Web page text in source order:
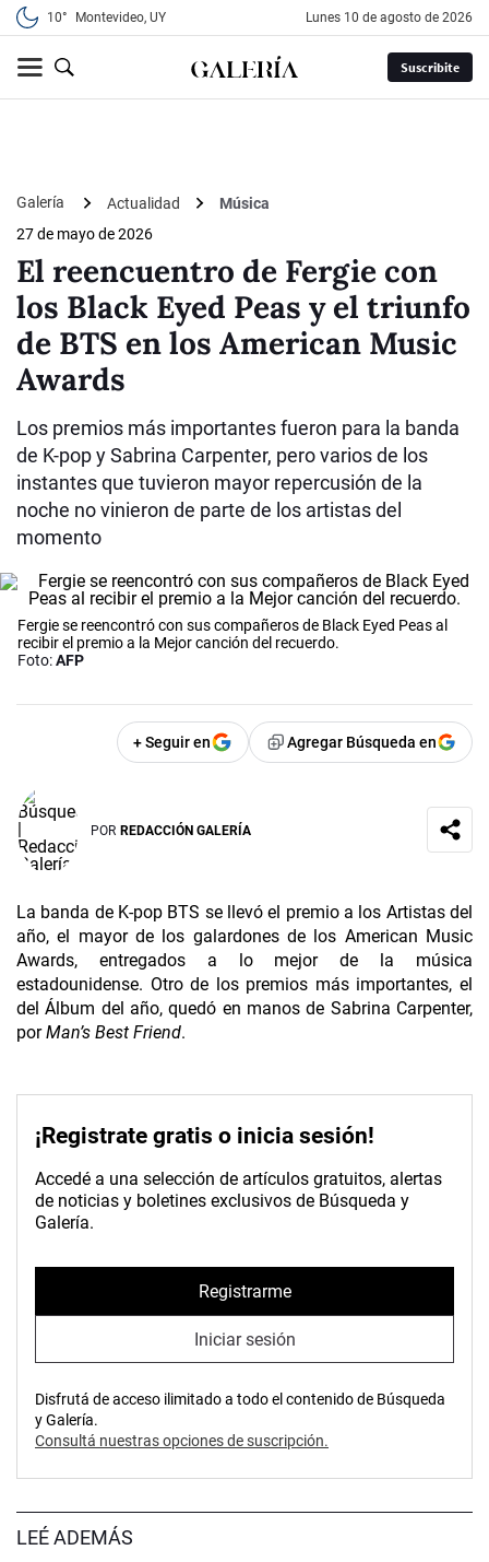
10° Montevideo, UY lunes 10 de agosto de 2026
Suscribite
Galería Actualidad
Música
27 de mayo de 2026
El reencuentro de Fergie con
los Black Eyed Peas y el triunfo
de BTS en los American Music
Awards
Los premios más importantes fueron para la banda
de K-pop y Sabrina Carpenter, pero varios de los
instantes que tuvieron mayor repercusión de la
noche no vinieron de parte de los artistas del
momento
Fergie se reencontró con sus compañeros de Black Eyed Peas al
recibir el premio a la Mejor canción del recuerdo.
Foto:AFP
+ Seguir en Agregar Búsqueda en
POR REDACCIÓN GALERÍA
La banda de K-pop BTS se llevó el premio a los Artistas del
año, el mayor de los galardones de los American Music
Awards, entregados a lo mejor de la música
estadounidense. Otro de los premios más importantes, el
del Álbum del año, quedó en manos de Sabrina Carpenter,
porMan’s Best Friend.
¡Registrate gratis o inicia sesión!
Accedé a una selección de artículos gratuitos, alertas
de noticias y boletines exclusivos de Búsqueda y
Galería.
Registrarme
Iniciar sesión
Disfrutá de acceso ilimitado a todo el contenido de Búsqueda
y Galería.
Consultá nuestras opciones de suscripción.
LEÉ ADEMÁS